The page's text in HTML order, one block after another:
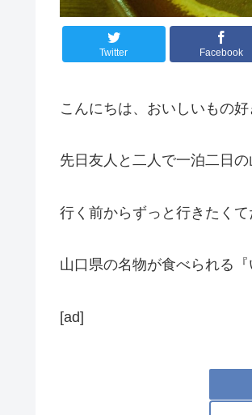
Twitter Facebook
こんにちは、おいしいもの好
先日友人と二人で一泊二日
行く前からずっと行きたく
山口県の名物が食べられる
[ad]